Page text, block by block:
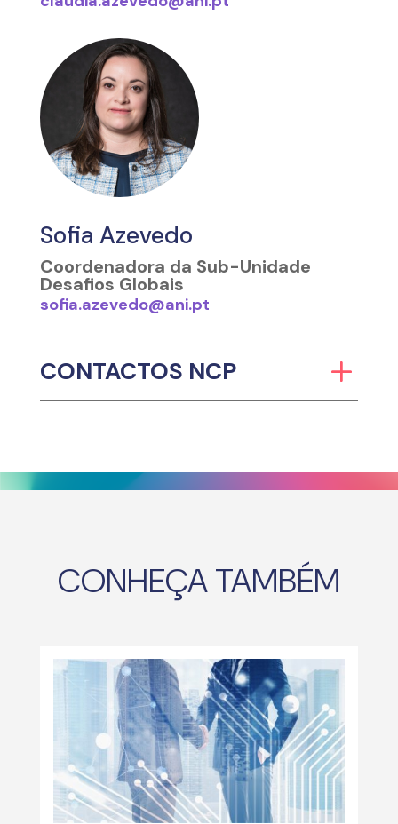
Sofia Azevedo
Coordenadora da Sub-Unidade
Desafios Globais
sofia.azevedo@ani.pt
CONTACTOS NCP
CONHEÇA TAMBÉM